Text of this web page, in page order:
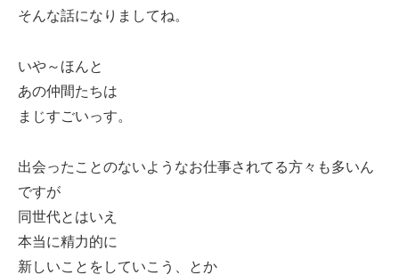
そんな話になりましてね。
いや～ほんと
あの仲間たちは
まじすごいっす。
出会ったことのないようなお仕事されてる方々も多いん
ですが
同世代とはいえ
本当に精力的に
新しいことをしていこう、とか